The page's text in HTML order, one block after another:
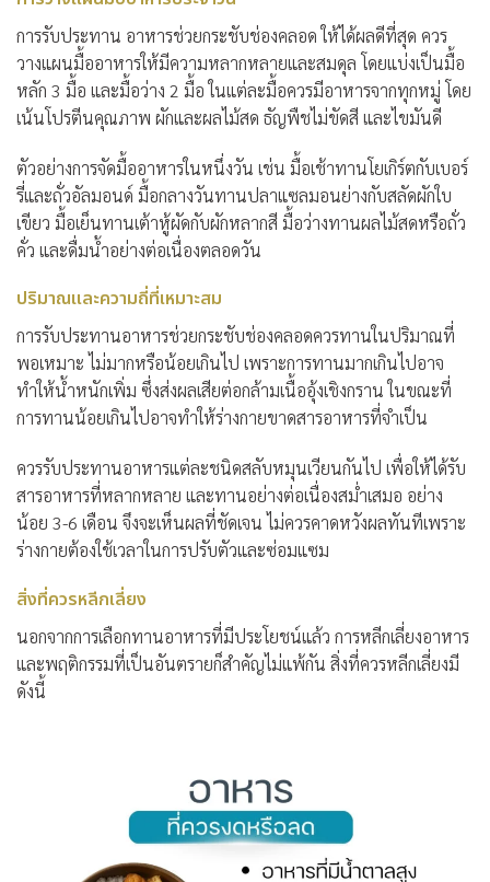
การรับประทาน อาหารช่วยกระชับช่องคลอดให้ได้ผลดีที่สุด ควร
วางแผนมื้ออาหารให้มีความหลากหลายและสมดุล โดยแบ่งเป็นมื้อ
หลัก 3 มื้อ และมื้อว่าง 2 มื้อ ในแต่ละมื้อควรมีอาหารจากทุกหมู่ โดย
เน้นโปรตีนคุณภาพ ผักและผลไม้สด ธัญพืชไม่ขัดสี และไขมันดี
ตัวอย่างการจัดมื้ออาหารในหนึ่งวัน เช่น มื้อเช้าทานโยเกิร์ตกับเบอร์
รี่และถั่วอัลมอนด์ มื้อกลางวันทานปลาแซลมอนย่างกับสลัดผักใบ
เขียว มื้อเย็นทานเต้าหู้ผัดกับผักหลากสี มื้อว่างทานผลไม้สดหรือถั่ว
คั่ว และดื่มน้ำอย่างต่อเนื่องตลอดวัน
ปริมาณและความถี่ที่เหมาะสม
การรับประทานอาหารช่วยกระชับช่องคลอดควรทานในปริมาณที่
พอเหมาะ ไม่มากหรือน้อยเกินไป เพราะการทานมากเกินไปอาจ
ทำให้น้ำหนักเพิ่ม ซึ่งส่งผลเสียต่อกล้ามเนื้ออุ้งเชิงกราน ในขณะที่
การทานน้อยเกินไปอาจทำให้ร่างกายขาดสารอาหารที่จำเป็น
ควรรับประทานอาหารแต่ละชนิดสลับหมุนเวียนกันไป เพื่อให้ได้รับ
สารอาหารที่หลากหลาย และทานอย่างต่อเนื่องสม่ำเสมอ อย่าง
น้อย 3-6 เดือน จึงจะเห็นผลที่ชัดเจน ไม่ควรคาดหวังผลทันทีเพราะ
ร่างกายต้องใช้เวลาในการปรับตัวและซ่อมแซม
สิ่งที่ควรหลีกเลี่ยง
นอกจากการเลือกทานอาหารที่มีประโยชน์แล้ว การหลีกเลี่ยงอาหาร
และพฤติกรรมที่เป็นอันตรายก็สำคัญไม่แพ้กัน สิ่งที่ควรหลีกเลี่ยงมี
ดังนี้